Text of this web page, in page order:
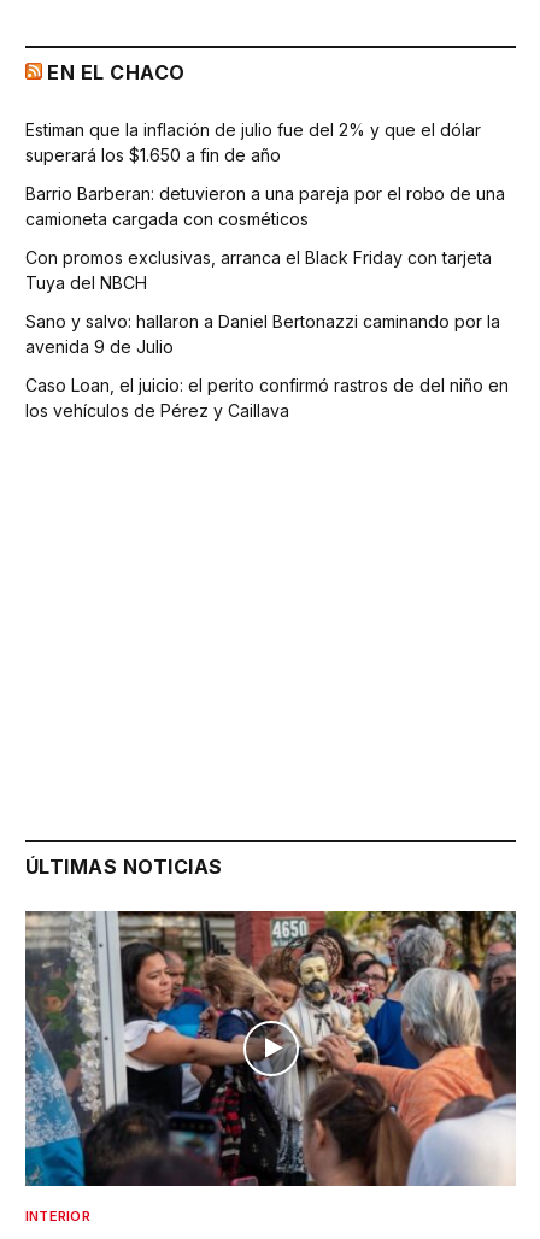
EN EL CHACO
Estiman que la inflación de julio fue del 2% y que el dólar
superará los $1.650 a fin de año
Barrio Barberan: detuvieron a una pareja por el robo de una
camioneta cargada con cosméticos
Con promos exclusivas, arranca el Black Friday con tarjeta
Tuya del NBCH
Sano y salvo: hallaron a Daniel Bertonazzi caminando por la
avenida 9 de Julio
Caso Loan, el juicio: el perito confirmó rastros de del niño en
los vehículos de Pérez y Caillava
ÚLTIMAS NOTICIAS
INTERIOR